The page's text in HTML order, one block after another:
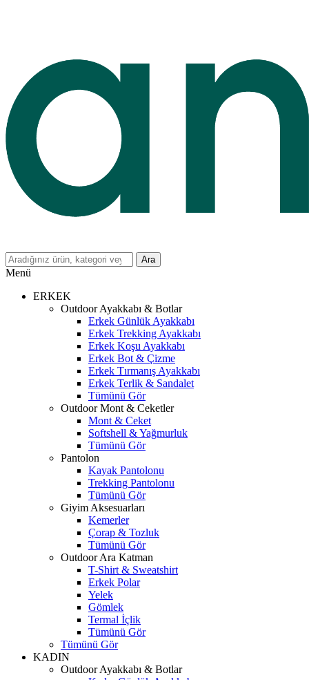
Ara
Menü
ERKEK
Outdoor Ayakkabı & Botlar
Erkek Günlük Ayakkabı
Erkek Trekking Ayakkabı
Erkek Koşu Ayakkabı
Erkek Bot & Çizme
Erkek Tırmanış Ayakkabı
Erkek Terlik & Sandalet
Tümünü Gör
Outdoor Mont & Ceketler
Mont & Ceket
Softshell & Yağmurluk
Tümünü Gör
Pantolon
Kayak Pantolonu
Trekking Pantolonu
Tümünü Gör
Giyim Aksesuarları
Kemerler
Çorap & Tozluk
Tümünü Gör
Outdoor Ara Katman
T-Shirt & Sweatshirt
Erkek Polar
Yelek
Gömlek
Termal İçlik
Tümünü Gör
Tümünü Gör
KADIN
Outdoor Ayakkabı & Botlar